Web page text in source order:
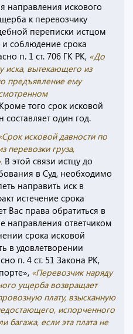
искового
к перевозчику
переписки истцом
и соблюдение срока
п. 1 ст. 706 ГК РК, «До
иска, вытекающего из
предъявление ему
Кроме того срок исковой
один год.
исковой давности по
перевозки груза,
В этой связи истцу до
в Суд, необходимо
направить иск в
истечение срока
Вас права обратиться в
направления ответчиком
срока исковой
в удовлетворении
п. 4 ст. 51 Закона РК,
«Перевозчик наряду
ущерба возвращает
плату, взысканную
испорченного
багажа, если эта плата не